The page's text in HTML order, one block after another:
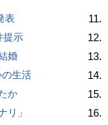
表
提示
婚
生活
か
リ」
11.
12.
13.
14.
15.
16.